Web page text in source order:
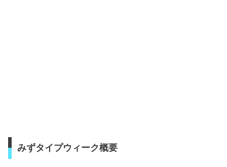
みずタイプウィーク概要